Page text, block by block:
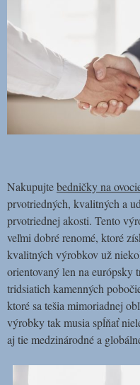
Nakupujtebedničky na
prvotriedných, kvalitných a
prvotriednej akosti. Tento
veľmi dobré renomé, ktoré
kvalitných výrobkov už
orientovaný len na európsky
tridsiatich kamenných
ktoré sa tešia mimoriadnej
výrobky tak musia spĺňať
aj tie medzinárodné a